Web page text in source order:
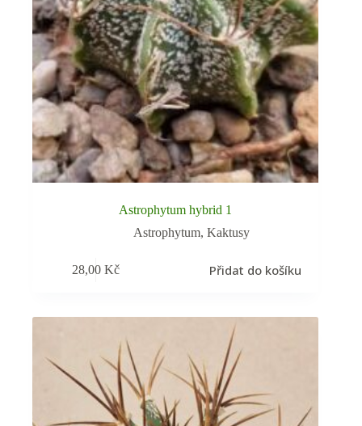
Astrophytum hybrid 1
Astrophytum,Kaktusy
28,00Kč Přidat do košíku